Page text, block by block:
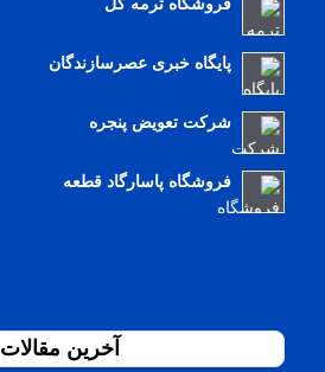
فروشگاه ترمه گل
پایگاه خبری عصرسازندگان
شرکت تعویض پنجره
فروشگاه پاسارگاد قطعه
آخرین مقالات